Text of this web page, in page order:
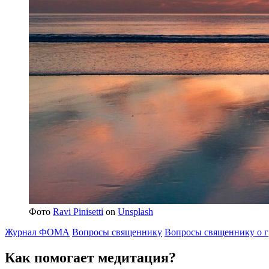
Фото Ravi Pinisetti on Unsplash
Журнал ФОМА Вопросы священнику Вопросы священнику о
Как помогает медитация?